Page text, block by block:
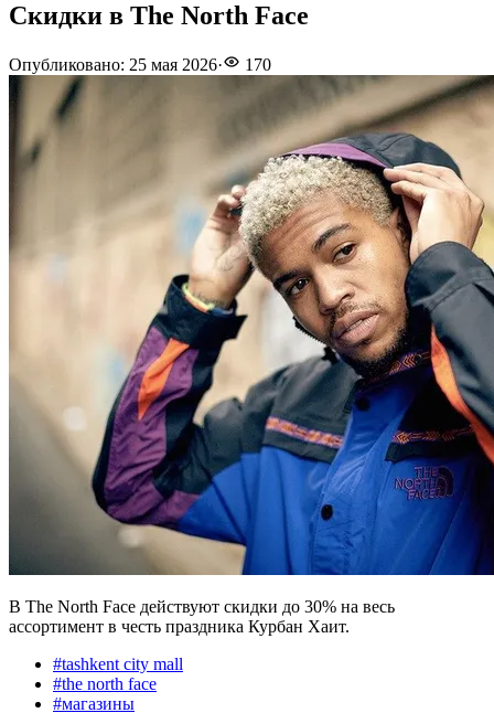
Скидки в The North Face
Опубликовано: 25 мая 2026· 170
В The North Face действуют скидки до 30% на весь
ассортимент в честь праздника Курбан Хаит.
#tashkent city mall
#the north face
#магазины